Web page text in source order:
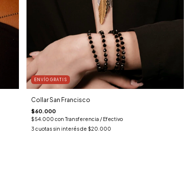
ENVÍO GRATIS
Collar San Francisco
$60.000
$54.000con Transferencia / Efectivo
3 cuotas sin interés de $20.000